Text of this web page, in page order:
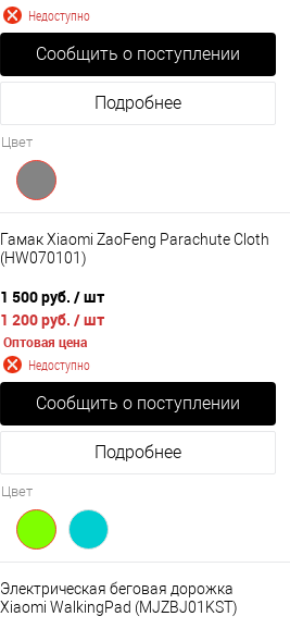
Недоступно
Сообщить о поступлении
Подробнее
Цвет
Гамак Xiaomi ZaoFeng Parachute Cloth
(HW070101)
1 500 руб. / шт
1 200 руб. / шт
Оптовая цена
Недоступно
Сообщить о поступлении
Подробнее
Цвет
Электрическая беговая дорожка
Xiaomi WalkingPad (MJZBJ01KST)